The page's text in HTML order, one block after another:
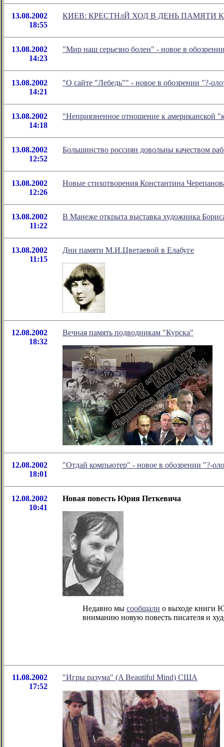
13.08.2002
18:55
КИЕВ: КРЕСТНлЙ ХОД В ДЕНЬ ПАМЯТИ
13.08.2002
14:23
"Мир наш серьезно болен" - новое в
13.08.2002
14:21
"О сайте "Лебедь"" - новое в обозрении "?-
13.08.2002
14:18
"Неприязненное отношение к американской
13.08.2002
12:52
Большинство россиян довольны качеством
13.08.2002
12:26
Новые стихотворения Константина
13.08.2002
11:22
В Манеже открыта выставка художника
13.08.2002
11:15
Дни памяти М.И.Цветаевой в Елабуге
12.08.2002
18:32
Вечная память подводникам "Курска"
12.08.2002
18:01
"Отдай компьютер" - новое в обозрении "?-
12.08.2002
10:41
Новая повесть Юрия Петкевича
Недавно мы сообщали о выходе книги
вниманию новую повесть писателя и
11.08.2002
17:52
"Игры разума" (A Beautiful Mind) США